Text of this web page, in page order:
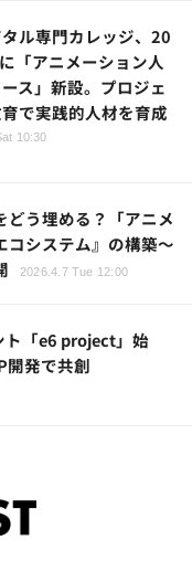
ル専門カレッジ、20
「アニメーション人
ス」新設。プロジェ
で実践的人材を育成
10:30
どう埋める？「アニメ
コシステム』の構築～
2026.4.7 Tue 12:00
ト「e6 project」始
開発で共創